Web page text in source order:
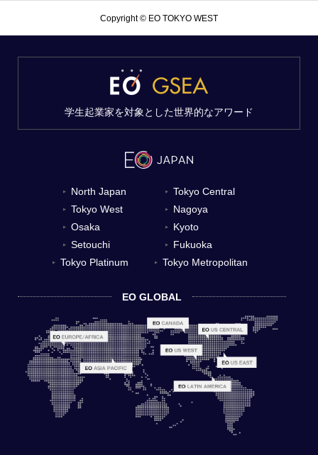
Copyright © EO TOKYO WEST
▼ North Japan ▼ Tokyo Central
▼ Tokyo West ▼ Nagoya
▼ Osaka ▼ Kyoto
▼ Setouchi ▼ Fukuoka
▼ Tokyo Platinum ▼ Tokyo Metropolitan
EO GLOBAL
学生起業家を対象とした世界的なアワード